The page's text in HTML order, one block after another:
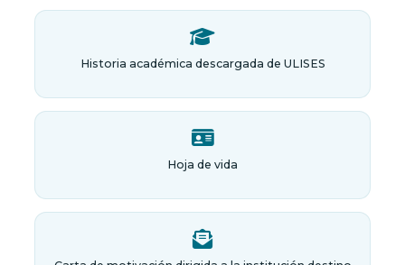
Historia académica descargada de ULISES
Hoja de vida